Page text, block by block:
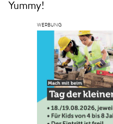
Yummy!